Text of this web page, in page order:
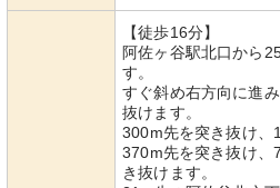
【徒歩16分】
阿佐ヶ谷駅北口から
す。
すぐ斜め右方向に進
抜けます。
300m先を突き抜け、
370m先を突き抜け、
き抜けます。